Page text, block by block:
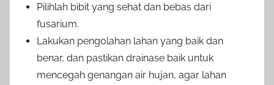
Pilihlah bibit yang sehat dan bebas dari
fusarium.
Lakukan pengolahan lahan yang baik dan
benar, dan pastikan drainase baik untuk
mencegah genangan air hujan, agar lahan